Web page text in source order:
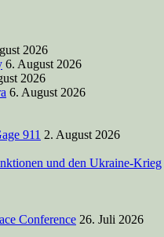
2026
6. August 2026
2026
6. August 2026
911 2. August 2026
und den Ukraine-Krieg
Conference 26. Juli 2026